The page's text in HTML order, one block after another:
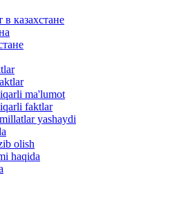
казахстане
ma'lumot
faktlar
yashaydi
olish
haqida